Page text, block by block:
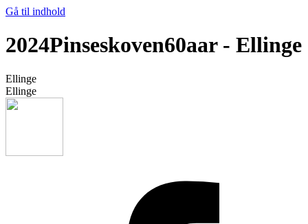
Gå til indhold
2024Pinseskoven60aar - Ellinge
Ellinge
Ellinge